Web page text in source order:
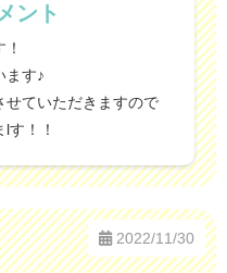
ント
ます♪
せていただきますので
す！！
2022/11/30